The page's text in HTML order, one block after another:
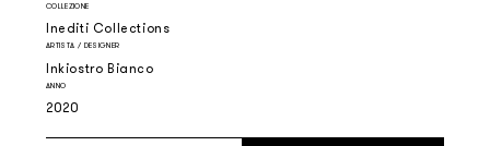
COLLEZIONE
Inediti Collections
ARTISTA / DESIGNER
Inkiostro Bianco
ANNO
2020